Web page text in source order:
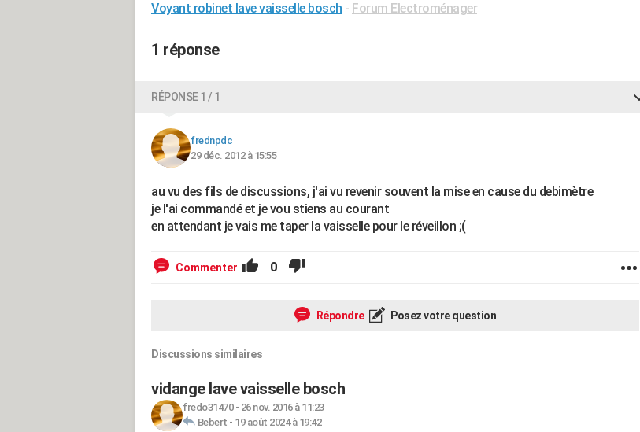
Voyant robinet lave vaisselle bosch - Forum Electroménager
1 réponse
RÉPONSE 1 / 1
frednpdc
29 déc. 2012 à 15:55
au vu des fils de discussions, j'ai vu revenir souvent la mise en cause du debimètre
je l'ai commandé et je vou stiens au courant
en attendant je vais me taper la vaisselle pour le réveillon ;(
Commenter 0
Répondre Posez votre question
Discussions similaires
vidange lave vaisselle bosch
fredo31470- 26 nov. 2016 à 11:23
Bebert - 19 août 2024 à 19:42